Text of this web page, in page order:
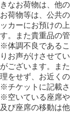
きなお荷物は、他
お荷物等は、公共
ッカーにお預けの
す。また貴重品の
※体調不良である
りお声がけさせて
がございます。ま
理をせず、お近く
※チケットに記載さ
※空いている座席や
及び座席の移動は